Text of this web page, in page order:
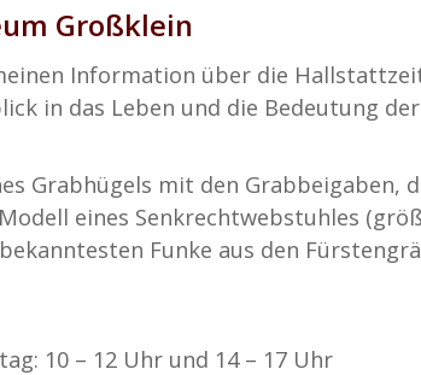
Großklein
Information über die
in das Leben und die Bedeutung
Grabhügels mit den Grabbeigaben,
eines Senkrechtwebstuhles
Funke aus den
10 – 12 Uhr und 14 – 17 Uhr